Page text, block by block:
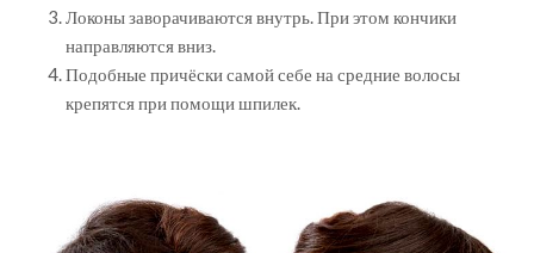
Локоны заворачиваются внутрь. При этом кончики
направляются вниз.
Подобные причёски самой себе на средние волосы
крепятся при помощи шпилек.